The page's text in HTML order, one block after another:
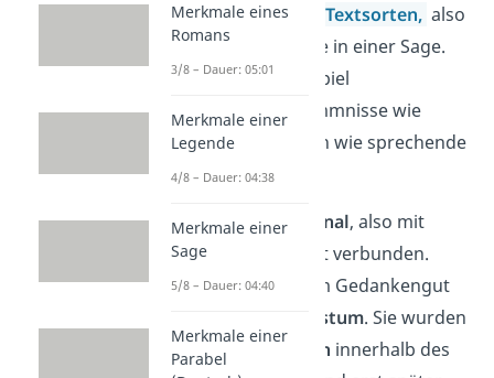
allerdings auch fiktive
Textsorten, also
ausgedachte Elemente in einer Sage.
Dazu zählen zum Beispiel
märchenhafte Vorkommnisse wie
Magie und Fabelwesen wie sprechende
Tiere.
Viele Sagen sindregional, also mit
einem bestimmten Ort verbunden.
Somit gehören sie zum Gedankengut
Volkstum. Sie wurden
ursprünglich mündlich innerhalb des
Merkmale eines
Romans
3/8 – Dauer: 05:01
Merkmale einer
Legende
4/8 – Dauer: 04:38
Merkmale einer
Sage
5/8 – Dauer: 04:40
Merkmale einer
Parabel